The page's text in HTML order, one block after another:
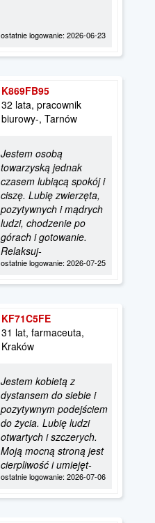
ostatnie logowanie: 2026-06-23
K869FB95
32 lata, pracownik
biurowy-, Tarnów
Jestem osobą
towarzyską jednak
czasem lubiącą spokój i
ciszę. Lubię zwierzęta,
pozytywnych i mądrych
ludzi, chodzenie po
górach i gotowanie.
Relaksuj-
ostatnie logowanie: 2026-07-25
KF71C5FE
31 lat, farmaceuta,
Kraków
Jestem kobietą z
dystansem do siebie i
pozytywnym podejściem
do życia. Lubię ludzi
otwartych i szczerych.
Moją mocną stroną jest
cierpliwość i umiejęt-
ostatnie logowanie: 2026-07-06